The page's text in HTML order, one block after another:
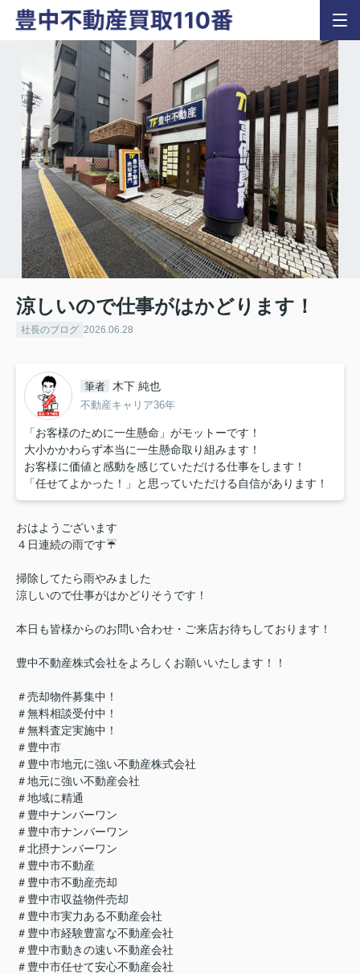
涼しいので仕事がはかどります！
社長のブログ 2026.06.28
筆者 木下 純也
不動産キャリア36年
「お客様のために一生懸命」がモットーです！
大小かかわらず本当に一生懸命取り組みます！
お客様に価値と感動を感じていただける仕事をします！
「任せてよかった！」と思っていただける自信があります！
おはようございます
４日連続の雨です☔
掃除してたら雨やみました
涼しいので仕事がはかどりそうです！
本日も皆様からのお問い合わせ・ご来店お待ちしております！
豊中不動産株式会社をよろしくお願いいたします！！
＃売却物件募集中！
＃無料相談受付中！
＃無料査定実施中！
＃豊中市
＃豊中市地元に強い不動産株式会社
＃地元に強い不動産会社
＃地域に精通
＃豊中ナンバーワン
＃豊中市ナンバーワン
＃北摂ナンバーワン
＃豊中市不動産
＃豊中市不動産売却
＃豊中市収益物件売却
＃豊中市実力ある不動産会社
＃豊中市経験豊富な不動産会社
＃豊中市動きの速い不動産会社
＃豊中市任せて安心不動産会社